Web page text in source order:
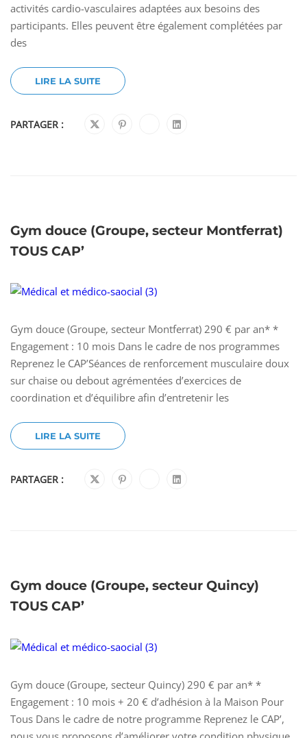
activités cardio-vasculaires adaptées aux besoins des
participants. Elles peuvent être également complétées par
des
LIRE LA SUITE
PARTAGER :
Gym douce (Groupe, secteur Montferrat)
TOUS CAP’
Gym douce (Groupe, secteur Montferrat) 290 € par an* *
Engagement : 10 mois Dans le cadre de nos programmes
Reprenez le CAP’Séances de renforcement musculaire doux
sur chaise ou debout agrémentées d’exercices de
coordination et d’équilibre afin d’entretenir les
LIRE LA SUITE
PARTAGER :
Gym douce (Groupe, secteur Quincy)
TOUS CAP’
Gym douce (Groupe, secteur Quincy) 290 € par an* *
Engagement : 10 mois + 20 € d’adhésion à la Maison Pour
Tous Dans le cadre de notre programme Reprenez le CAP’,